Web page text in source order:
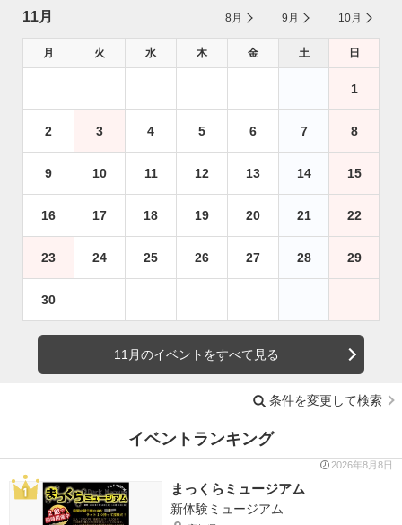
11月 8月 9月 10月
月 火 水 木 金 土 日
1
2 3 4 5 6 7 8
9 10 11 12 13 14 15
16 17 18 19 20 21 22
23 24 25 26 27 28 29
30
11月のイベントをすべて見る
条件を変更して検索
イベントランキング
2026年8月8日
まっくらミュージアム
新体験ミュージアム